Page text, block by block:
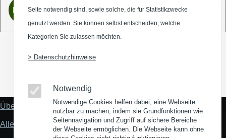
Fußzeile
Links
Über uns
Alles zum Thema Standortanalyse
Seite notwendig sind, sowie solche, die für Statistikzwecke
genutzt werden. Sie können selbst entscheiden, welche
Kategorien Sie zulassen möchten.
> Datenschutzhinweise
Notwendig
Notwendige Cookies helfen dabei, eine Webseite
nutzbar zu machen, indem sie Grundfunktionen wie
Seitennavigation und Zugriff auf sichere Bereiche
der Webseite ermöglichen. Die Webseite kann ohne